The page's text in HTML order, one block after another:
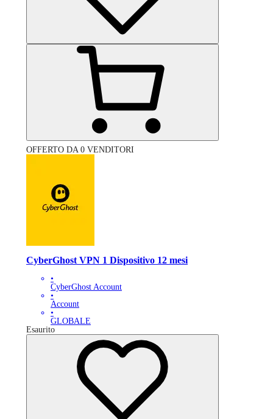
OFFERTO DA 0 VENDITORI
CyberGhost VPN 1 Dispositivo 12 mesi
•
CyberGhost Account
•
Account
•
GLOBALE
Esaurito